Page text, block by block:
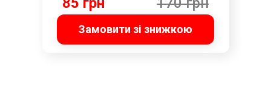
Замовити зі знижкою